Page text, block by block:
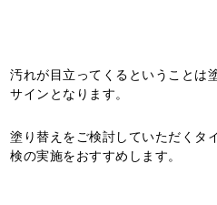
汚れが目立ってくるということは
サインとなります。
塗り替えをご検討していただくタ
検の実施をおすすめします。